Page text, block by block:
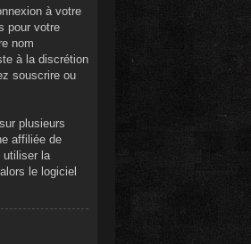
à votre
pour votre
nom
à la discrétion
souscrire ou
plusieurs
affiliée de
utiliser la
le logiciel